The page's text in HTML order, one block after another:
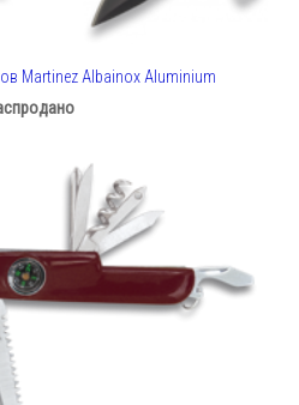
Martinez Albainox Aluminium